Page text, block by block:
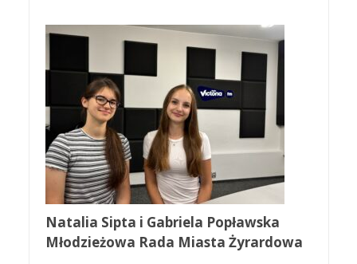
Natalia Sipta i Gabriela Popławska
Młodzieżowa Rada Miasta Żyrardowa